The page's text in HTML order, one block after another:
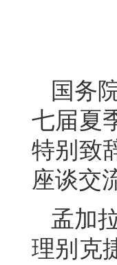
国务
七届夏
特别致
座谈交
孟加
理别克